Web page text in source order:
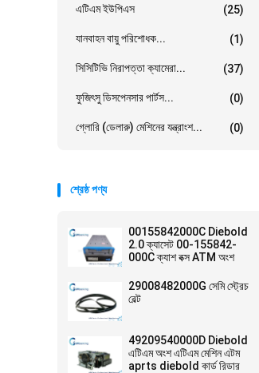
এটিএম ইউপিএস (25)
যানবাহন বায়ু পরিশোধক... (1)
সিসিটিভি নিরাপত্তা ক্যামেরা... (37)
ফুজিৎসু ডিসপেনসার পার্টস... (0)
গ্লোরি (ডেলারু) মেশিনের যন্ত্রাংশ... (0)
শ্রেষ্ঠ পণ্য
00155842000C Diebold
2.0 ক্যাসেট 00-155842-
000C ক্যাশ বক্স ATM অংশ
29008482000G সেমি স্ট্রেচ
বেল্ট
49209540000D Diebold
এটিএম অংশ এটিএম মেশিন এটম
aprts diebold কার্ড রিডার